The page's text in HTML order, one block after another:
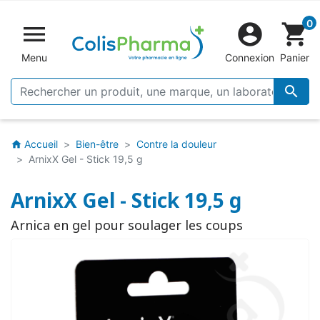

Menu


Connexion
shopping_cart0
Panier
home Accueil Bien-être
Contre la douleur
ArnixX Gel - Stick 19,5 g
ArnixX Gel - Stick 19,5 g
Arnica en gel pour soulager les coups